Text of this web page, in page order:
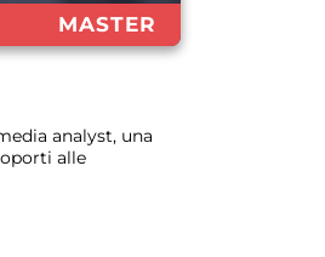
MASTER
analyst, una
alle